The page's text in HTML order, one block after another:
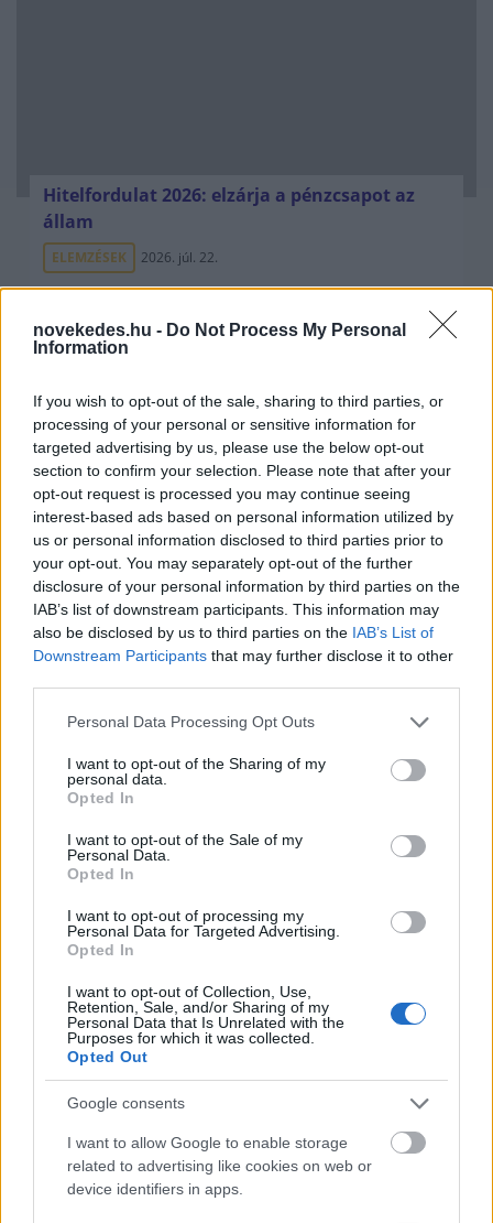
novekedes.hu - Do Not Process My Personal
Information
If you wish to opt-out of the sale, sharing to third parties, or
processing of your personal or sensitive information for
targeted advertising by us, please use the below opt-out
section to confirm your selection. Please note that after your
opt-out request is processed you may continue seeing
interest-based ads based on personal information utilized by
us or personal information disclosed to third parties prior to
your opt-out. You may separately opt-out of the further
disclosure of your personal information by third parties on the
IAB’s list of downstream participants. This information may
also be disclosed by us to third parties on the IAB’s List of
Downstream Participants that may further disclose it to other
Please note that this website/app uses one or more Google
not limited to your visit or usage behaviour. You may click to
grant or deny consent to Google and its third-party tags to
use your data for below specified purposes in below Google
consent section.
Personal Data Processing Opt Outs
I want to opt-out of the Sharing of my
personal data.
Opted In
I want to opt-out of the Sale of my
Personal Data.
Opted In
I want to opt-out of processing my
Personal Data for Targeted Advertising.
Opted In
I want to opt-out of Collection, Use,
Retention, Sale, and/or Sharing of my
Personal Data that Is Unrelated with the
Purposes for which it was collected.
Opted Out
Google consents
I want to allow Google to enable storage
related to advertising like cookies on web or
device identifiers in apps.
Hitelfordulat 2026: elzárja a pénzcsapot az
állam
ELEMZÉSEK 2026. júl. 22.
Vagyonvisszaszerzés: amikor a pénz
gyorsabban fut, mint a jog
ELEMZÉSEK 2026. júl. 21.
ELEMZÉSEK 2026. júl. 21.